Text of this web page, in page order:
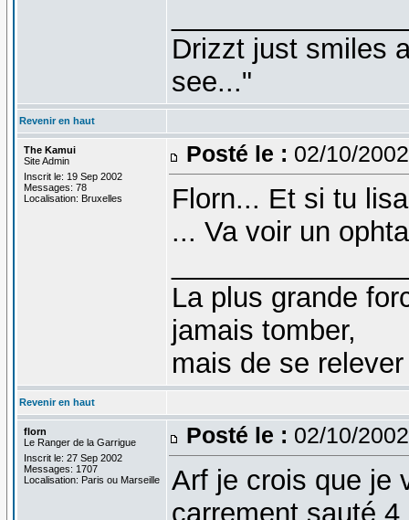
Drizzt just smiles
see..."
Revenir en haut
The Kamui
Site Admin
Inscrit le: 19 Sep 2002
Messages: 78
Localisation: Bruxelles
Posté le : 02/10/
Florn... Et si tu
... Va voir un
La plus grande
jamais tomber,
mais de se
Revenir en haut
florn
Le Ranger de la Garrigue
Inscrit le: 27 Sep 2002
Messages: 1707
Localisation: Paris ou Marseille
Posté le : 02/10/
Arf je crois que je
carrement sauté